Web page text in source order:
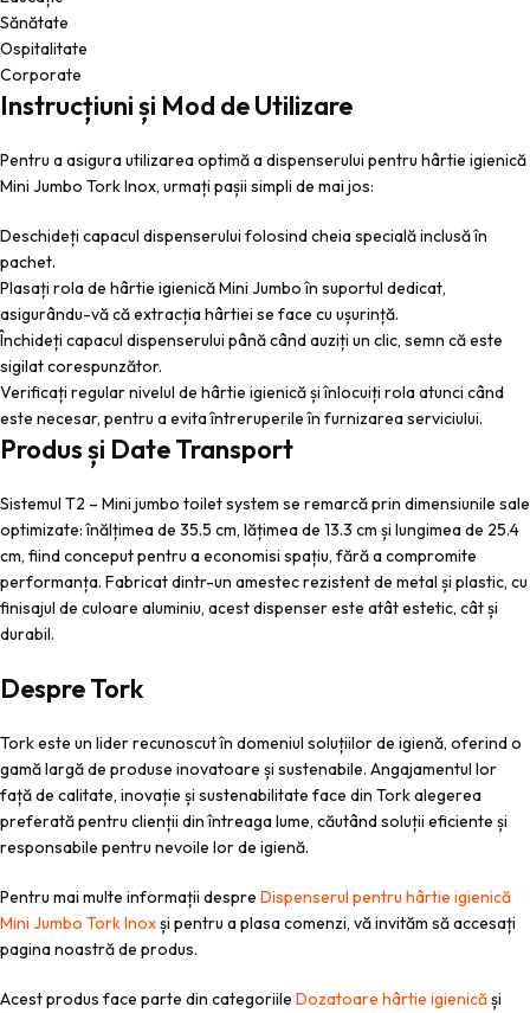
Sănătate
Ospitalitate
Corporate
Instrucțiuni și Mod de Utilizare
Pentru a asigura utilizarea optimă a dispenserului pentru hârtie igienică
Mini Jumbo Tork Inox, urmați pașii simpli de mai jos:
Deschideți capacul dispenserului folosind cheia specială inclusă în
pachet.
Plasați rola de hârtie igienică Mini Jumbo în suportul dedicat,
asigurându-vă că extracția hârtiei se face cu ușurință.
Închideți capacul dispenserului până când auziți un clic, semn că este
sigilat corespunzător.
Verificați regular nivelul de hârtie igienică și înlocuiți rola atunci când
este necesar, pentru a evita întreruperile în furnizarea serviciului.
Produs și Date Transport
Sistemul T2 – Mini jumbo toilet system se remarcă prin dimensiunile sale
optimizate: înălțimea de 35.5 cm, lățimea de 13.3 cm și lungimea de 25.4
cm, fiind conceput pentru a economisi spațiu, fără a compromite
performanța. Fabricat dintr-un amestec rezistent de metal și plastic, cu
finisajul de culoare aluminiu, acest dispenser este atât estetic, cât și
durabil.
Despre Tork
Tork este un lider recunoscut în domeniul soluțiilor de igienă, oferind o
gamă largă de produse inovatoare și sustenabile. Angajamentul lor
față de calitate, inovație și sustenabilitate face din Tork alegerea
preferată pentru clienții din întreaga lume, căutând soluții eficiente și
responsabile pentru nevoile lor de igienă.
Pentru mai multe informații despre Dispenserul pentru hârtie igienică
Mini Jumbo Tork Inoxși pentru a plasa comenzi, vă invităm să accesați
pagina noastră de produs.
Acest produs face parte din categoriile Dozatoare hârtie igienicăși